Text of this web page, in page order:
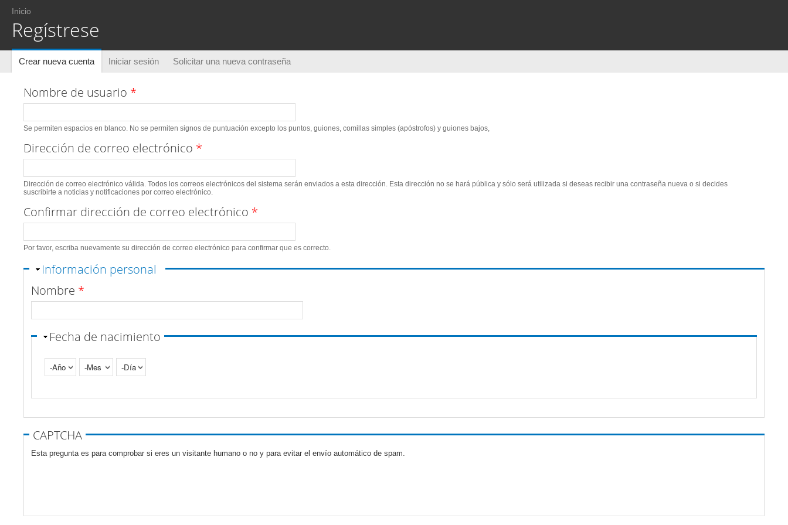
Usted está aquí
Inicio
Regístrese
Solapas principales
Crear nueva cuenta (solapa activa)
Iniciar sesión Solicitar una nueva contraseña
Nombre de usuario *
Se permiten espacios en blanco. No se permiten signos de puntuación excepto los puntos, guiones, comillas simples (apóstrofos) y guiones bajos,
Dirección de correo electrónico *
Dirección de correo electrónico válida. Todos los correos electrónicos del sistema serán enviados a esta dirección. Esta dirección no se hará pública y sólo será utilizada si deseas recibir una contraseña nueva o si decides
suscribirte a noticias y notificaciones por correo electrónico.
Confirmar dirección de correo electrónico *
Por favor, escriba nuevamente su dirección de correo electrónico para confirmar que es correcto.
Ocultar
Información personal
Nombre *
Fecha de nacimiento
Año
Mes Día
Pestañas verticales
CAPTCHA
Esta pregunta es para comprobar si eres un visitante humano o no y para evitar el envío automático de spam.